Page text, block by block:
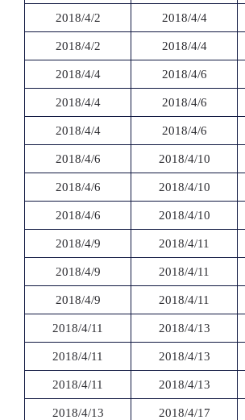
2018/4/2 2018/4/4
2018/4/2 2018/4/4
2018/4/4 2018/4/6
2018/4/4 2018/4/6
2018/4/4 2018/4/6
2018/4/6 2018/4/10
2018/4/6 2018/4/10
2018/4/6 2018/4/10
2018/4/9 2018/4/11
2018/4/9 2018/4/11
2018/4/9 2018/4/11
2018/4/11 2018/4/13
2018/4/11 2018/4/13
2018/4/11 2018/4/13
2018/4/13 2018/4/17